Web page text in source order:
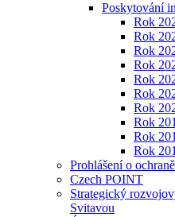
Poskytování
Rok
Rok
Rok
Rok
Rok
Rok
Rok
Rok
Rok
Rok
Prohlášení o
Czech POINT
Strategický
Svitavou